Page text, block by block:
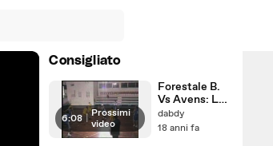
Consigliato
6:08 | Prossimi
video
Forestale B.
Vs Avens: LA
FINALE
dabdy
18 anni fa